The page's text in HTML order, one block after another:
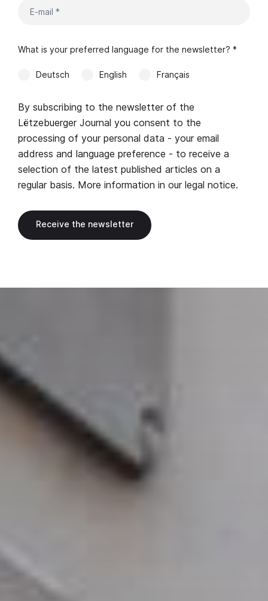
What is your preferred language for the newsletter? *
Deutsch English Français
By subscribing to the newsletter of the
Lëtzebuerger Journal you consent to the
processing of your personal data - your email
address and language preference - to receive a
selection of the latest published articles on a
regular basis. More information in our legal notice.